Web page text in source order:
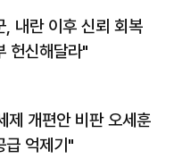
내란 이후 신뢰 회복
헌신해달라"
제 개편안 비판 오세훈
억제기"